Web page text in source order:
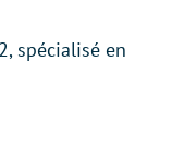
spécialisé en